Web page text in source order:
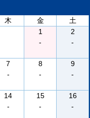
木 金
土
1
-
2
-
7
-
8
-
9
-
14
-
15
-
16
-